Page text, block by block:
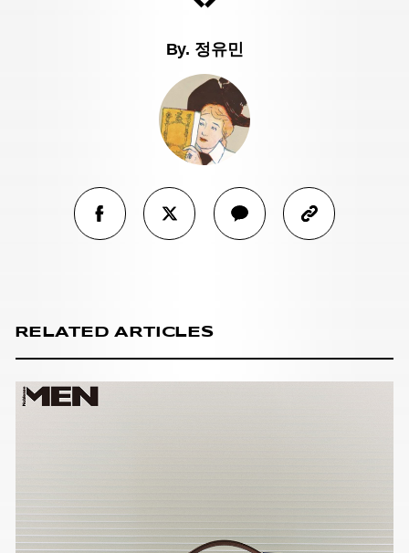
By. 정유민
RELATED ARTICLES